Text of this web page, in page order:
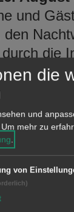
und
den
die
um
Tourist-
Straße
für
Euro,
sind frei.
die
und
Um mehr zu
.
von